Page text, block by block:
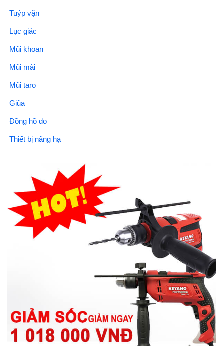
Tuýp vặn
Lục giác
Mũi khoan
Mũi mài
Mũi taro
Giũa
Đồng hồ đo
Thiết bị nâng hạ